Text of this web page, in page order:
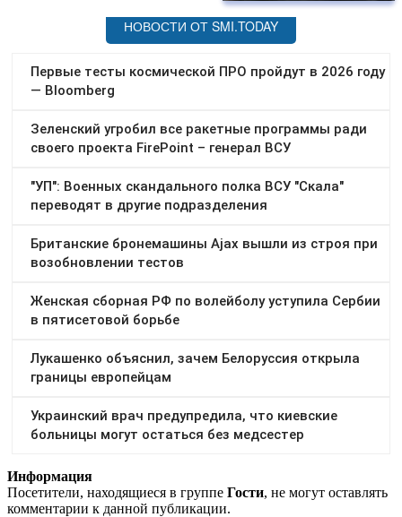
Информация
Посетители, находящиеся в группе Гости, не могут оставлять
комментарии к данной публикации.